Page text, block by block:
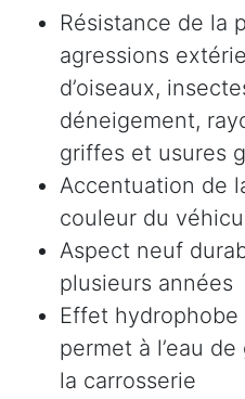
Résistance de la
agressions
d’oiseaux,
déneigement,
griffes et usures
Accentuation de
couleur du
Aspect neuf
plusieurs années
Effet
permet à l’eau
la carrosserie